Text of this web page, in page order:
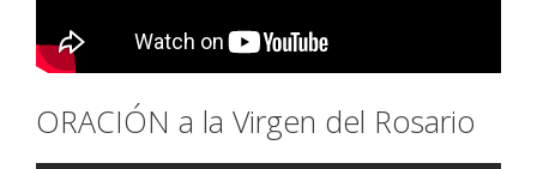
ORACIÓN a la Virgen del Rosario